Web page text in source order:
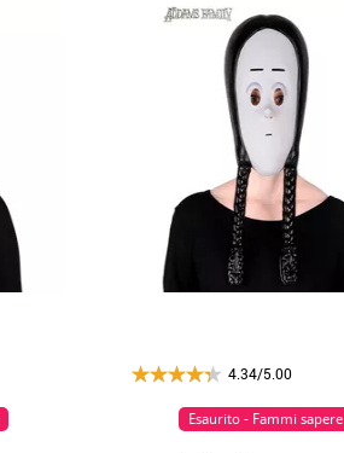
4.34/5.00
Esaurito - Fammi sapere